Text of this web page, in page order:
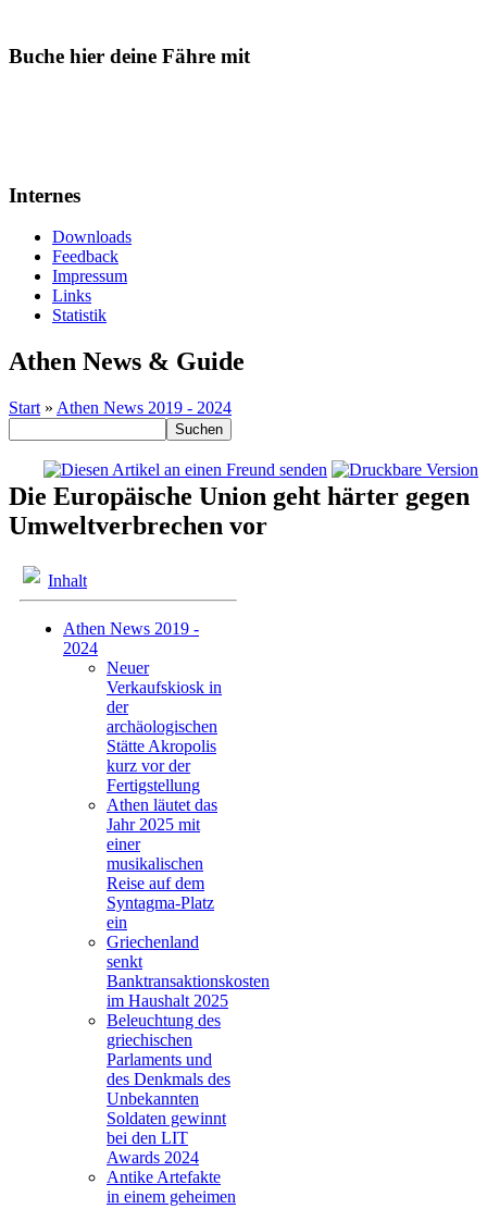
Buche hier deine Fähre mit
Internes
Downloads
Feedback
Impressum
Links
Statistik
Athen News & Guide
Start » Athen News 2019 - 2024
Die Europäische Union geht härter gegen
Umweltverbrechen vor
Inhalt
Athen News 2019 -
2024
Neuer
Verkaufskiosk in
der
archäologischen
Stätte Akropolis
kurz vor der
Fertigstellung
Athen läutet das
Jahr 2025 mit
einer
musikalischen
Reise auf dem
Syntagma-Platz
ein
Griechenland
senkt
Banktransaktionskosten
im Haushalt 2025
Beleuchtung des
griechischen
Parlaments und
des Denkmals des
Unbekannten
Soldaten gewinnt
bei den LIT
Awards 2024
Antike Artefakte
in einem geheimen